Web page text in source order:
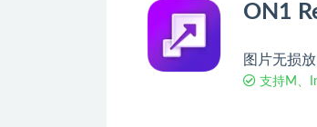
ON1
图片无损
支持M、